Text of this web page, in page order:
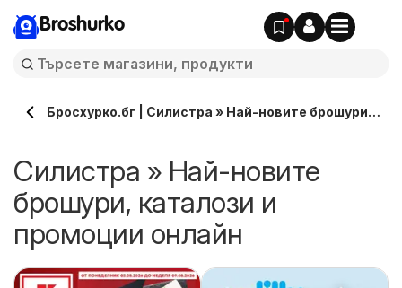
Broshurko
Бросхурко.бг | Силистра » Най-новите брошури,
Силистра » Най-новите
брошури, каталози и
промоции онлайн